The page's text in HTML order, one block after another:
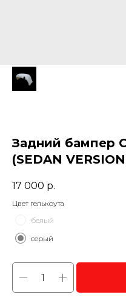
Задний бампер
(SEDAN
17 000 р.
Цвет гелькоута
белый
серый